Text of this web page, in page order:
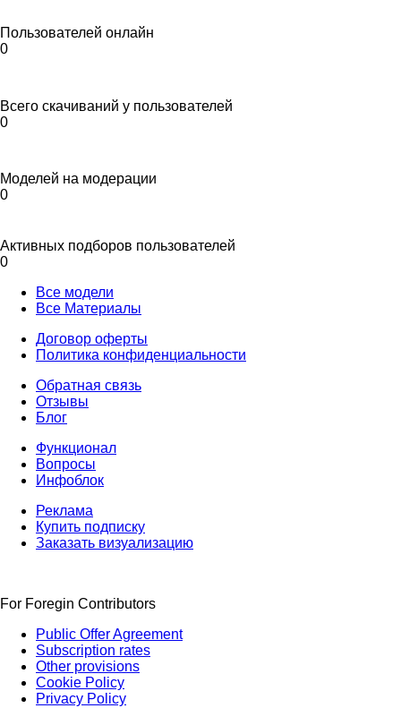
Пользователей онлайн
0
Всего скачиваний у пользователей
0
Моделей на модерации
0
Активных подборов пользователей
0
Все модели
Все Материалы
Договор оферты
Политика конфиденциальности
Обратная связь
Отзывы
Блог
Функционал
Вопросы
Инфоблок
Реклама
Купить подписку
Заказать визуализацию
For Foregin Contributors
Public Offer Agreement
Subscription rates
Other provisions
Cookie Policy
Privacy Policy